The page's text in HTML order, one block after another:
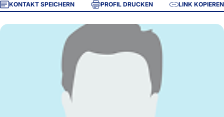
KONTAKT SPEICHERN PROFIL DRUCKEN LINK KOPIEREN